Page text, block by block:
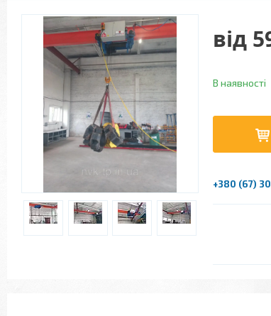
від
В наявності
+380 (67)